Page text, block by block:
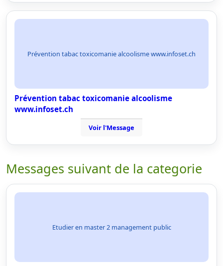
Prévention tabac toxicomanie alcoolisme www.infoset.ch
Prévention tabac toxicomanie alcoolisme
www.infoset.ch
Voir l'Message
Messages suivant de la categorie
Etudier en master 2 management public